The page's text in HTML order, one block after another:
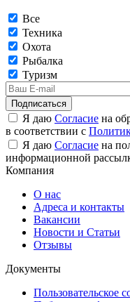
Все
Техника
Охота
Рыбалка
Туризм
Подписаться
Я даю Согласие на
в соответствии с
Я даю Согласие на
информационной
Компания
О нас
Адреса и контакты
Вакансии
Новости и Статьи
Отзывы
Документы
Пользовательское